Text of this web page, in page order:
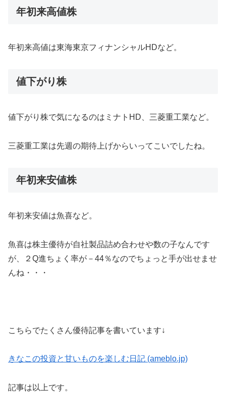
年初来高値株
年初来高値は東海東京フィナンシャルHDなど。
値下がり株
値下がり株で気になるのはミナトHD、三菱重工業など。
三菱重工業は先週の期待上げからいってこいでしたね。
年初来安値株
年初来安値は魚喜など。
魚喜は株主優待が自社製品詰め合わせや数の子なんです
が、２Q進ちょく率が－44％なのでちょっと手が出せませ
んね・・・
こちらでたくさん優待記事を書いています↓
きなこの投資と甘いものを楽しむ日記 (ameblo.jp)
記事は以上です。